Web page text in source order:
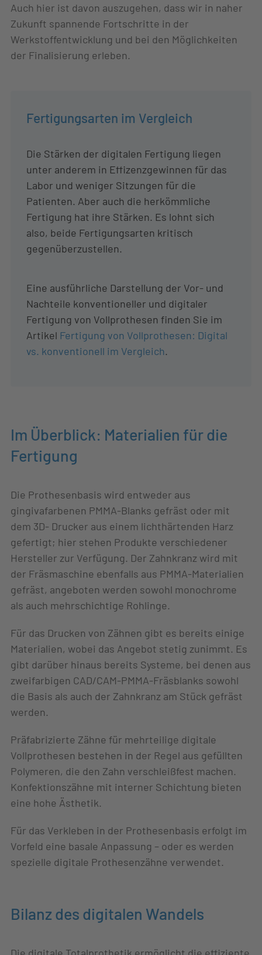
Auch hier ist davon auszugehen, dass wir in naher
Zukunft spannende Fortschritte in der
Werkstoffentwicklung und bei den Möglichkeiten
der Finalisierung erleben.
Fertigungsarten im Vergleich
Die Stärken der digitalen Fertigung liegen
unter anderem in Effizenzgewinnen für das
Labor und weniger Sitzungen für die
Patienten. Aber auch die herkömmliche
Fertigung hat ihre Stärken. Es lohnt sich
also, beide Fertigungsarten kritisch
gegenüberzustellen.
Eine ausführliche Darstellung der Vor- und
Nachteile konventioneller und digitaler
Fertigung von Vollprothesen finden Sie im
Artikel Fertigung von Vollprothesen: Digital
vs. konventionell im Vergleich.
Im Überblick: Materialien für die
Fertigung
Die Prothesenbasis wird entweder aus
gingivafarbenen PMMA-Blanks gefräst oder mit
dem 3D- Drucker aus einem lichthärtenden Harz
gefertigt; hier stehen Produkte verschiedener
Hersteller zur Verfügung. Der Zahnkranz wird mit
der Fräsmaschine ebenfalls aus PMMA-Materialien
gefräst, angeboten werden sowohl monochrome
als auch mehrschichtige Rohlinge.
Für das Drucken von Zähnen gibt es bereits einige
Materialien, wobei das Angebot stetig zunimmt. Es
gibt darüber hinaus bereits Systeme, bei denen aus
zweifarbigen CAD/CAM-PMMA-Fräsblanks sowohl
die Basis als auch der Zahnkranz am Stück gefräst
werden.
Präfabrizierte Zähne für mehrteilige digitale
Vollprothesen bestehen in der Regel aus gefüllten
Polymeren, die den Zahn verschleißfest machen.
Konfektionszähne mit interner Schichtung bieten
eine hohe Ästhetik.
Für das Verkleben in der Prothesenbasis erfolgt im
Vorfeld eine basale Anpassung – oder es werden
spezielle digitale Prothesenzähne verwendet.
Bilanz des digitalen Wandels
Die digitale Totalprothetik ermöglicht die effiziente